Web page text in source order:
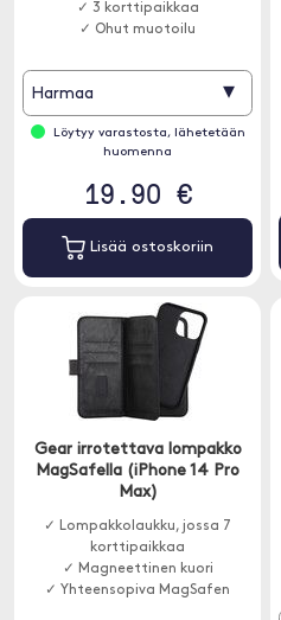
✓ 3 korttipaikkaa
✓ Ohut muotoilu
Harmaa ▾
Löytyy varastosta, lähetetään
huomenna
19.90 €
Lisää ostoskoriin
Gear irrotettava lompakko
MagSafella (iPhone 14 Pro
Max)
✓ Lompakkolaukku, jossa 7
korttipaikkaa
✓ Magneettinen kuori
✓ Yhteensopiva MagSafen